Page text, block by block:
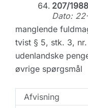
207/
Dato:
manglende
tvist § 5, stk. 3,
udenlandske
øvrige spørgsmål
Afvisning